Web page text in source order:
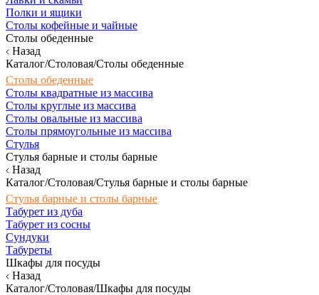
Полки и ящики
Столы кофейные и чайные
Столы обеденные
Назад
Каталог/Столовая/Столы обеденные
Столы обеденные
Столы квадратные из массива
Столы круглые из массива
Столы овальные из массива
Столы прямоугольные из массива
Стулья
Стулья барные и столы барные
Назад
Каталог/Столовая/Стулья барные и столы барные
Стулья барные и столы барные
Табурет из дуба
Табурет из сосны
Сундуки
Табуреты
Шкафы для посуды
Назад
Каталог/Столовая/Шкафы для посуды